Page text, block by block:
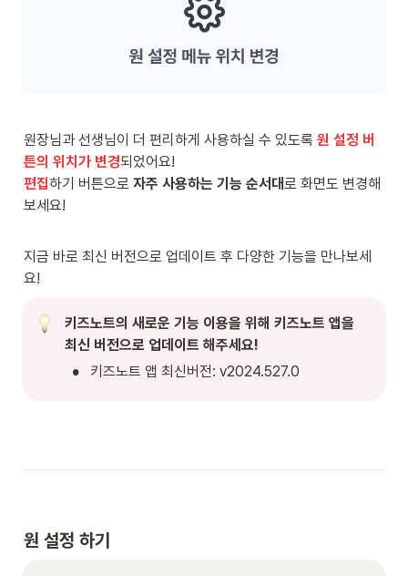
원장님과 선생님이 더 편리하게 사용하실 수 있도록 원 설정 버
튼의 위치가 변경
편집하기 버튼으로 자주 사용하는 기능 순서대로 화면도 변경해
보세요!
지금 바로 최신 버전으로 업데이트 후 다양한 기능을 만나보세
요!
키즈노트의 새로운 기능 이용을 위해 키즈노트 앱을
최신 버전으로 업데이트 해주세요!
• 키즈노트 앱 최신버전: v2024.527.0
원 설정 하기